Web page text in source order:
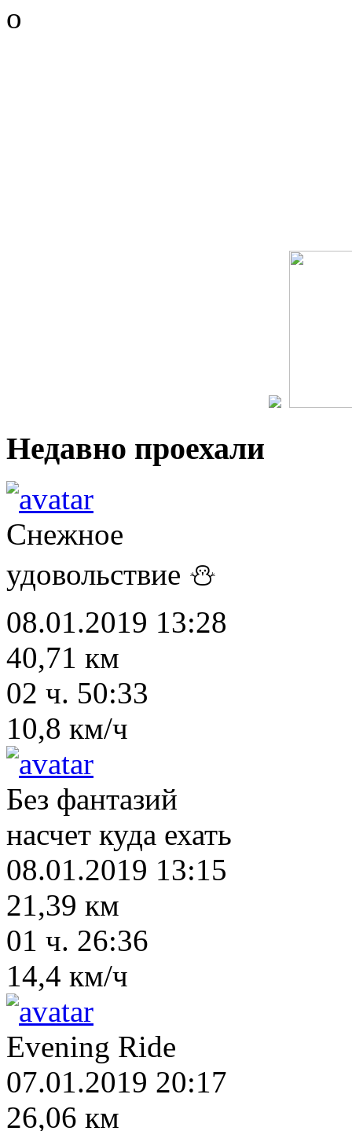
о
Недавно проехали
Снежное
удовольствие ⛄
08.01.2019 13:28
40,71 км
02 ч. 50:33
10,8 км/ч
Без фантазий
насчет куда ехать
08.01.2019 13:15
21,39 км
01 ч. 26:36
14,4 км/ч
Evening Ride
07.01.2019 20:17
26,06 км